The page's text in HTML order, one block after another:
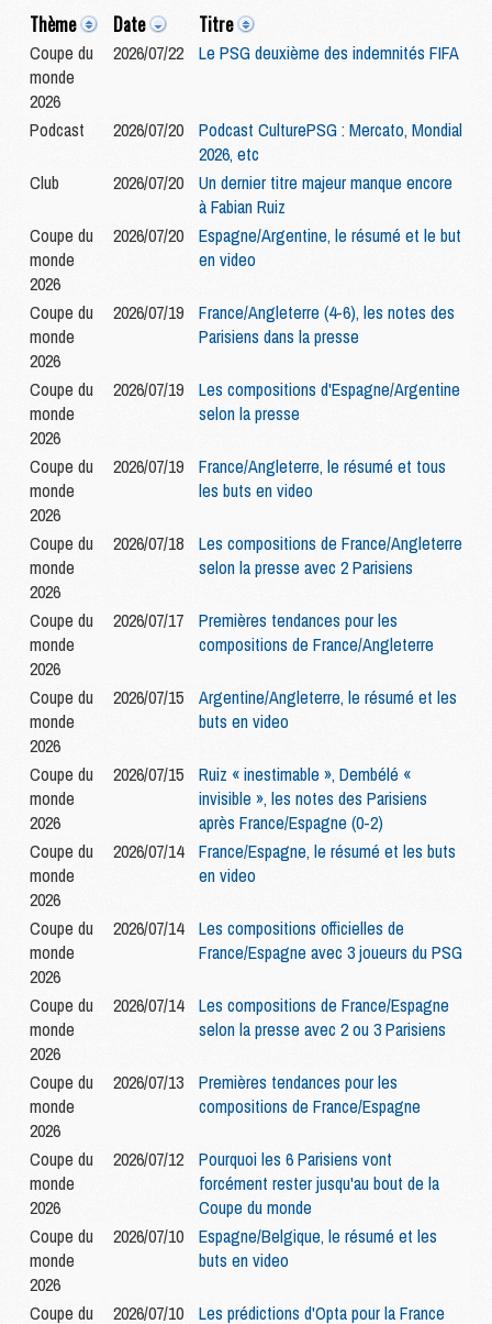
Thème Date Titre
Coupe du
monde
2026
2026/07/22 Le PSG deuxième des indemnités FIFA
Podcast 2026/07/20
Podcast CulturePSG : Mercato, Mondial
2026, etc
Club
2026/07/20
Un dernier titre majeur manque encore
à Fabian Ruiz
Coupe du
monde
2026
2026/07/20
Espagne/Argentine, le résumé et le but
en video
Coupe du
monde
2026
2026/07/19
France/Angleterre (4-6), les notes des
Parisiens dans la presse
Coupe du
monde
2026
2026/07/19
Les compositions d'Espagne/Argentine
selon la presse
Coupe du
monde
2026
2026/07/19
France/Angleterre, le résumé et tous
les buts en video
Coupe du
monde
2026
2026/07/18
Les compositions de France/Angleterre
selon la presse avec 2 Parisiens
Coupe du
monde
2026
2026/07/17
Premières tendances pour les
compositions de France/Angleterre
Coupe du
monde
2026
2026/07/15
Argentine/Angleterre, le résumé et les
buts en video
Coupe du
monde
2026
2026/07/15
Ruiz « inestimable », Dembélé «
invisible », les notes des Parisiens
après France/Espagne (0-2)
Coupe du
monde
2026
2026/07/14
France/Espagne, le résumé et les buts
en video
Coupe du
monde
2026
2026/07/14
Les compositions officielles de
France/Espagne avec 3 joueurs du PSG
Coupe du
monde
2026
2026/07/14
Les compositions de France/Espagne
selon la presse avec 2 ou 3 Parisiens
Coupe du
monde
2026
2026/07/13
Premières tendances pour les
compositions de France/Espagne
Coupe du
monde
2026
2026/07/12
Pourquoi les 6 Parisiens vont
forcément rester jusqu'au bout de la
Coupe du monde
Coupe du
monde
2026
2026/07/10
Espagne/Belgique, le résumé et les
buts en video
Coupe du 2026/07/10 Les prédictions d'Opta pour la France